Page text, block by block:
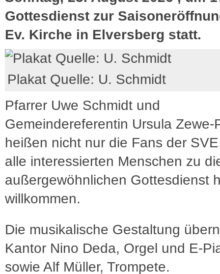
Gottesdienst zur
Ev. Kirche in Elversberg statt.
Plakat Quelle: U. Schmidt
Pfarrer Uwe Schmidt und
Gemeindereferentin Ursula Zewe-
heißen nicht nur die Fans der
alle interessierten Menschen zu
außergewöhnlichen Gottesdienst
willkommen.
Die musikalische Gestaltung
Kantor Nino Deda, Orgel und E-
sowie Alf Müller, Trompete.